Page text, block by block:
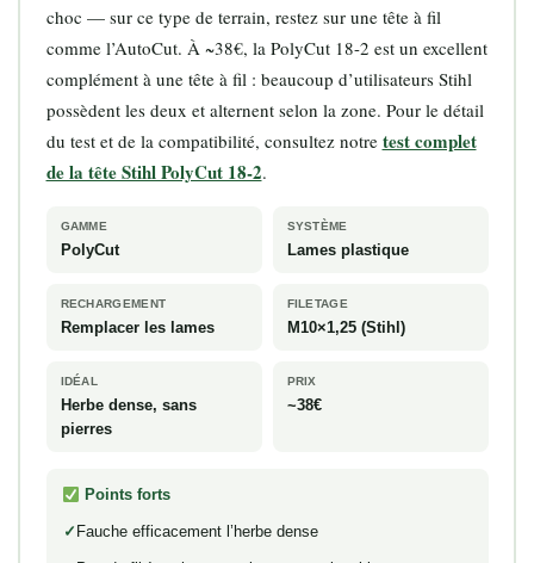
choc — sur ce type de terrain, restez sur une tête à fil
comme l’AutoCut. À ~38€, la PolyCut 18-2 est un excellent
complément à une tête à fil : beaucoup d’utilisateurs Stihl
possèdent les deux et alternent selon la zone. Pour le détail
du test et de la compatibilité, consultez notre test complet
de la tête Stihl PolyCut 18-2.
GAMME
PolyCut
SYSTÈME
Lames plastique
RECHARGEMENT
Remplacer les lames
FILETAGE
M10×1,25 (Stihl)
IDÉAL
Herbe dense, sans
pierres
PRIX
~38€
Points forts
Fauche efficacement l’herbe dense